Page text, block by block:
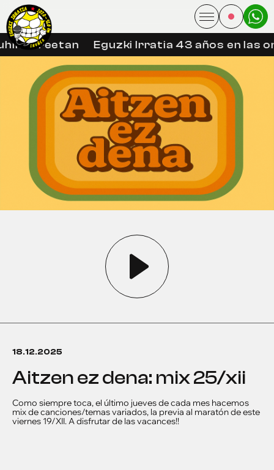
libreetan Eguzki Irratia 43 años en las
18.12.2025
aitzen ez dena: mix 25/xii
Como siempre toca, el último jueves de cada mes hacemos
mix de canciones/temas variados, la previa al maratón de este
viernes 19/XII. A disfrutar de las vacances!!